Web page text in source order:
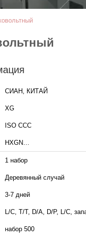
СИАН, КИТАЙ
XG
ISO CCC
HXGN…
1 набор
Деревянный случай
3-7 дней
L/C, T/T, D/A, D/P, L/C,
набор 500